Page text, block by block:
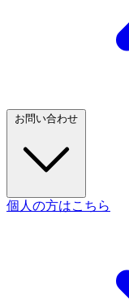
お問い合わせ
個人の方はこちら